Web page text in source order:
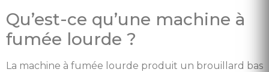
Qu’est-ce qu’une machine à
fumée lourde ?
La machine à fumée lourde produit un brouillard bas